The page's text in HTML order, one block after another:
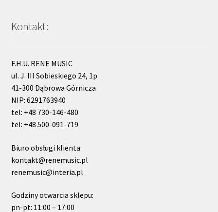
Kontakt:
F.H.U. RENE MUSIC
ul. J. III Sobieskiego 24, 1p
41-300 Dąbrowa Górnicza
NIP: 6291763940
tel: +48 730-146-480
tel: +48 500-091-719
Biuro obsługi klienta:
kontakt@renemusic.pl
renemusic@interia.pl
Godziny otwarcia sklepu:
pn-pt: 11:00 – 17:00